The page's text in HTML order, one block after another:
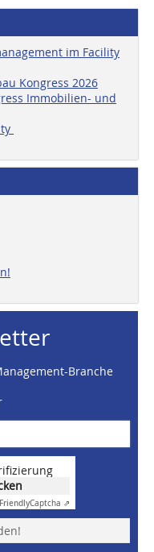
im Facility
Kongress 2026
Immobilien- und
Branche
FriendlyCaptcha ⇗